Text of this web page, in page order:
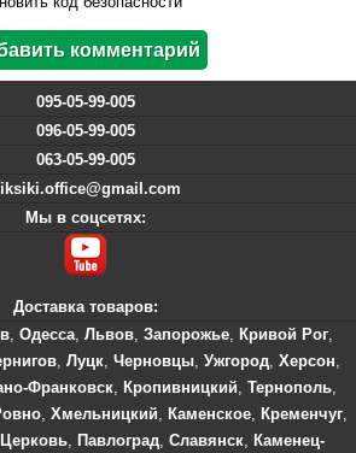
095-05-99-005
096-05-99-005
063-05-99-005
Мы в соцсетях:
Доставка товаров:
, Одесса, Львов, Запорожье, Кривой Рог,
, Луцк, Черновцы, Ужгород, Херсон,
Франковск, Кропивницкий, Тернополь,
, Хмельницкий, Каменское, Кременчуг,
, Павлоград, Славянск, Каменец-